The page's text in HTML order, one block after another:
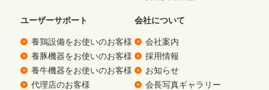
ユーザーサポート
養鶏設備をお使いのお客様
養豚機器をお使いのお客様
養牛機器をお使いのお客様
代理店のお客様
会社について
会社案内
採用情報
お知らせ
会長写真ギャラリー